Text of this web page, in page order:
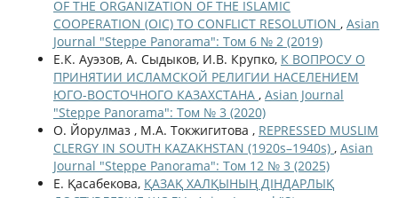
OF THE ORGANIZATION OF THE ISLAMIC
COOPERATION (OIC) TO CONFLICT RESOLUTION , Asian
Journal "Steppe Panorama": Том 6 № 2 (2019)
Е.К. Ауэзов, А. Сыдыков, И.В. Крупко, К ВОПРОСУ О
ПРИНЯТИИ ИСЛАМСКОЙ РЕЛИГИИ НАСЕЛЕНИЕМ
ЮГО-ВОСТОЧНОГО КАЗАХСТАНА , Asian Journal
"Steppe Panorama": Том № 3 (2020)
О. Йорулмаз , М.А. Токжигитова , REPRESSED MUSLIM
CLERGY IN SOUTH KAZAKHSTAN (1920s–1940s) , Asian
Journal "Steppe Panorama": Том 12 № 3 (2025)
Е. Қасабекова, ҚАЗАҚ ХАЛҚЫНЫҢ ДІНДАРЛЫҚ